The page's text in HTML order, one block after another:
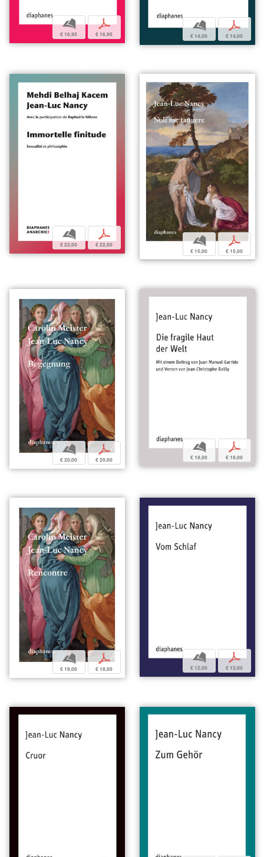
b
€ 16,95
p
€ 16,95
b
€ 14,00
p
€ 14,00
b
€ 22,00
p
€ 22,00 b
€ 15,00
p
€ 15,00
b
€ 20,00
p
€ 20,00
b
€ 18,00
p
€ 18,00
b
€ 18,00
p
€ 18,00
b
€ 12,00
p
€ 12,00